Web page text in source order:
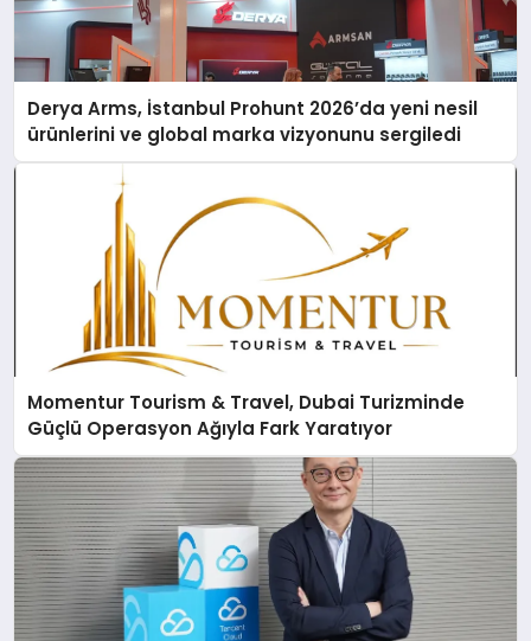
Derya Arms, İstanbul Prohunt 2026’da yeni nesil
ürünlerini ve global marka vizyonunu sergiledi
Momentur Tourism & Travel, Dubai Turizminde
Güçlü Operasyon Ağıyla Fark Yaratıyor